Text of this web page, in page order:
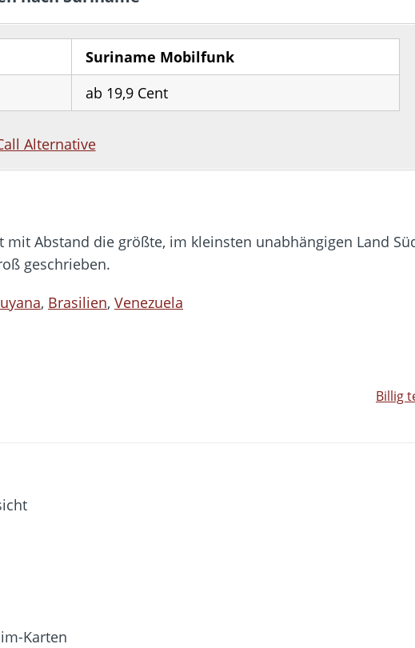
Suriname Mobilfunk
ab 19,9 Cent
Alternative
Abstand die größte, im kleinsten unabhängigen Land
geschrieben.
, Brasilien, Venezuela
Billig
Karten